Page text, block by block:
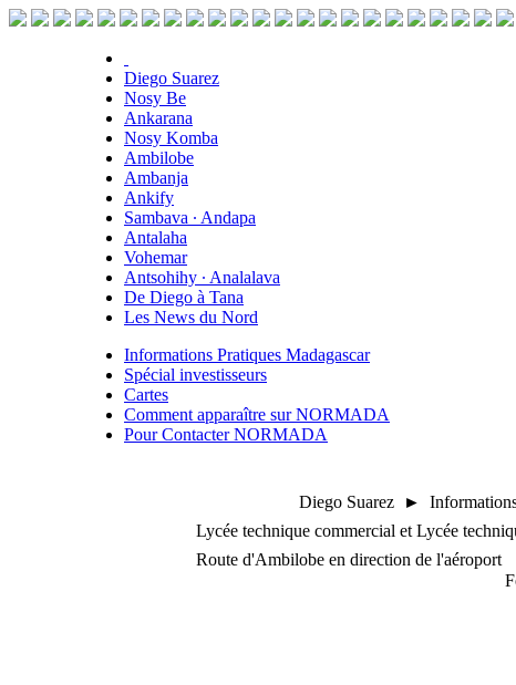
Diego Suarez
Nosy Be
Ankarana
Nosy Komba
Ambilobe
Ambanja
Ankify
Sambava ∙ Andapa
Antalaha
Vohemar
Antsohihy ∙ Analalava
De Diego à Tana
Les News du Nord
Informations Pratiques Madagascar
Spécial investisseurs
Cartes
Comment apparaître sur NORMADA
Pour Contacter NORMADA
Diego Suarez ►
Lycée technique commercial et Lycée
Route d'Ambilobe en direction de l'aéroport